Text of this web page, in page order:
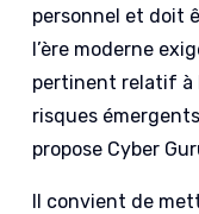
personnel et doit
l’ère moderne
pertinent relatif à
risques
propose Cyber
Il convient de